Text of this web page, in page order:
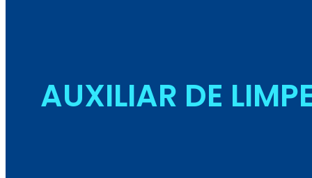
AUXILIAR DE